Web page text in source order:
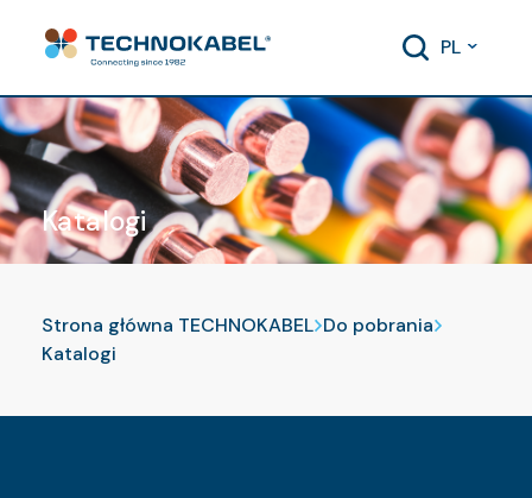
PL
Katalogi
Strona główna TECHNOKABEL Do pobrania
Katalogi